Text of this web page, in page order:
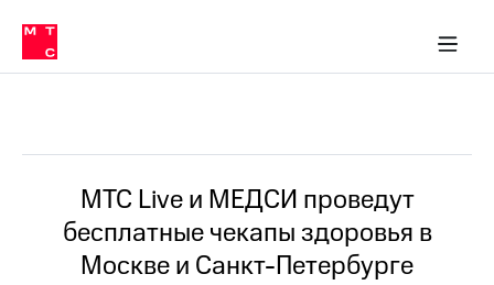
Медиа-центр
и акционерам
Устойчивое развитие
Комплаенс и деловая этика
компании
Карьера
История
компании
Руководство
в МТС
Пресс-
релизы
МТС
о технологиях
МТС Live и МЕДСИ проведут
бесплатные чекапы здоровья в
Москве и Санкт-Петербурге